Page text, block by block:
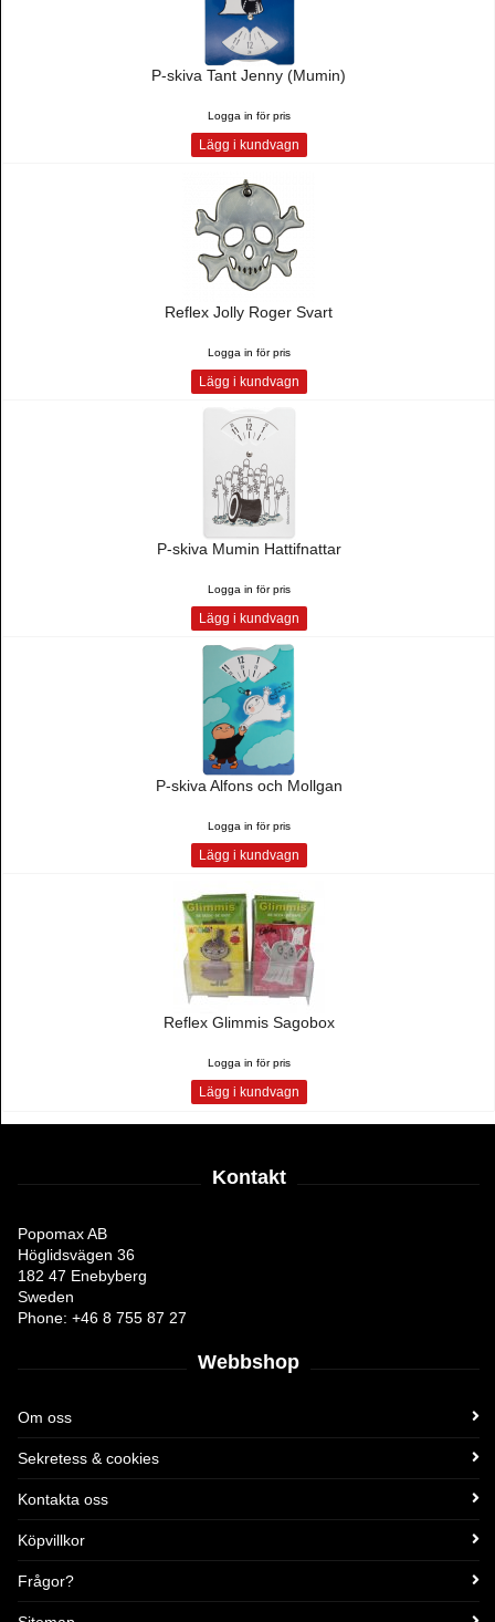
P-skiva Tant Jenny (Mumin)
Logga in för pris
Lägg i kundvagn
Reflex Jolly Roger Svart
Logga in för pris
Lägg i kundvagn
P-skiva Mumin Hattifnattar
Logga in för pris
Lägg i kundvagn
P-skiva Alfons och Mollgan
Logga in för pris
Lägg i kundvagn
Reflex Glimmis Sagobox
Logga in för pris
Lägg i kundvagn
Kontakt
Popomax AB
Höglidsvägen 36
182 47 Enebyberg
Sweden
Phone: +46 8 755 87 27
Webbshop
Om oss
Sekretess & cookies
Kontakta oss
Köpvillkor
Frågor?